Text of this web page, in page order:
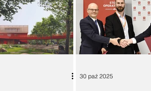
30 paź 2025